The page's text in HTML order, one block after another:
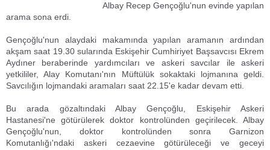
Albay Recep Gençoğlu'nun evinde yapılan
arama sona erdi.
Gençoğlu'nun alaydaki makamında yapılan aramanın ardından
akşam saat 19.30 sularında Eskişehir Cumhiriyet Başsavcısı Ekrem
Aydıner beraberinde yardımcıları ve askeri savcılar ile askeri
yetkililer, Alay Komutanı'nın Müftülük sokaktaki lojmanına geldi.
Savcılığın lojmandaki aramaları saat 22.15'e kadar devam etti.
Bu arada gözaltındaki Albay Gençoğlu, Eskişehir Askeri
Hastanesi'ne götürülerek doktor kontrolünden geçirilecek. Albay
Gençoğlu'nun, doktor kontrolünden sonra Garnizon
Komutanlığı'ndaki askeri cezaevine götürüleceği ve geceyi